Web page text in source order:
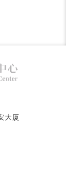
大厦